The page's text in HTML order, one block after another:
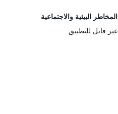
المخاطر البيئية والاجتماعية
غير قابل للتطبيق